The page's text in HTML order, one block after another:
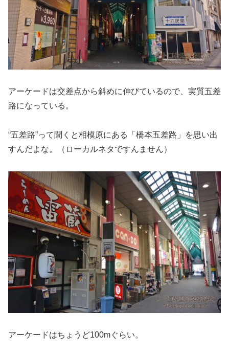
アーケードは交差点から斜めに伸びているので、実質五差
路になっている。
“五差路”って聞くと相模原にある「橋本五差路」を思い出
すんだよな。（ローカルネタですんません）
アーケードはちょうど100mぐらい。